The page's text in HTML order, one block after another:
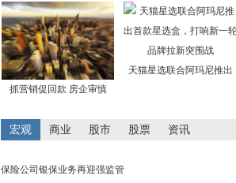
抓营销促回款 房企审慎
天猫星选联合阿玛尼推出
宏观 商业 股市 股票 资讯
保险公司银保业务再迎强监管